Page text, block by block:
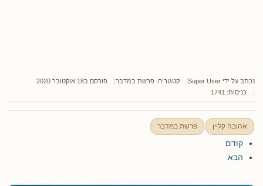
נכתב על ידי Super User קטגוריה: פרשת במדבר
פורסם ב18 אוקטובר 2020
כניסות: 1741
אהובה קליין פרשת במדבר
קודם
הבא